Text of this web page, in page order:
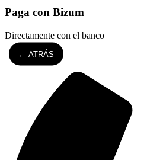
Paga con Bizum
Directamente con el banco
← ATRÁS